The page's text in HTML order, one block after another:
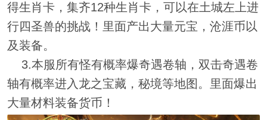
得生肖卡，集齐12种生肖卡，可以在土城左上进
行四圣兽的挑战！里面产出大量元宝，沧涯币以
及装备。
3.本服所有怪有概率爆奇遇卷轴，双击奇遇卷
轴有概率进入龙之宝藏，秘境等地图。里面爆出
大量材料装备货币！